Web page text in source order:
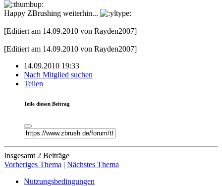
Happy ZBrushing weiterhin...
[Editiert am 14.09.2010 von Rayden2007]
[Editiert am 14.09.2010 von Rayden2007]
14.09.2010 19:33
Nach Mitglied suchen
Teilen
Teile diesen Beitrag
Insgesamt 2 Beiträge
Vorheriges Thema | Nächstes Thema
Nutzungsbedingungen